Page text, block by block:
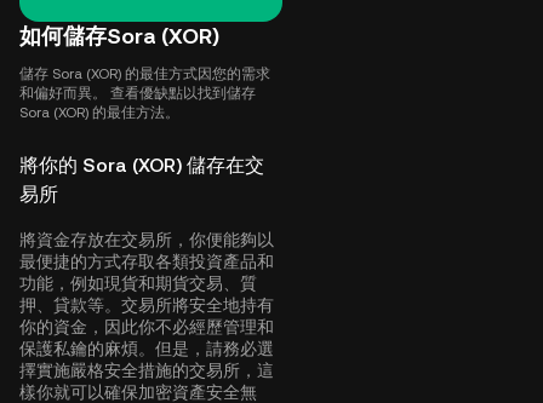
如何儲存Sora (XOR)
儲存 Sora (XOR) 的最佳方式因您的需求
和偏好而異。 查看優缺點以找到儲存
Sora (XOR) 的最佳方法。
將你的 Sora (XOR) 儲存在交
易所
將資金存放在交易所，你便能夠以
最便捷的方式存取各類投資產品和
功能，例如現貨和期貨交易、質
押、貸款等。交易所將安全地持有
你的資金，因此你不必經歷管理和
保護私鑰的麻煩。但是，請務必選
擇實施嚴格安全措施的交易所，這
樣你就可以確保加密資產安全無